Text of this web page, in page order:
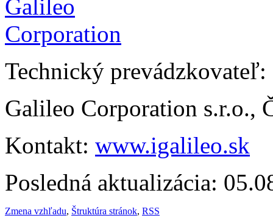
Technický prevádzkovateľ:
Galileo Corporation s.r.o.,
Kontakt: www.igalileo.sk
Posledná aktualizácia:
Zmena vzhľadu, Štruktúra stránok, RSS